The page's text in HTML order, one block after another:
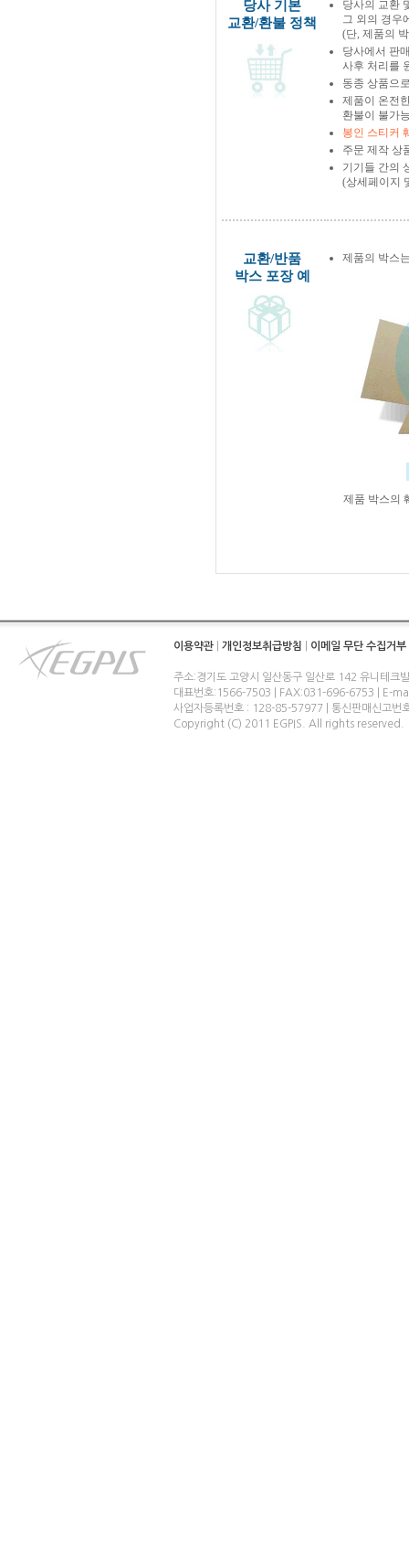
당사 기본
교환/환불 정책
당사의 교환
그 외의 경우
(단, 제품의
당사에서 판
사후 처리를
동종 상품으
제품이 온전
환불이 불가
봉인 스티커
주문 제작 상
기기들 간의
(상세페이지
교환/반품
박스 포장 예
제품의 박스
제품 박스의
이용약관 개인정보취급방침 이메일 무단 수집거부
주소:경기도 고양시 일산동구 일산로 142 유니테크
대표번호:1566-7503 | FAX:031-696-6753 | E-
사업자등록번호 : 128-85-57977 | 통신판매신고번
Copyright (C) 2011 EGPIS. All rights reserved.